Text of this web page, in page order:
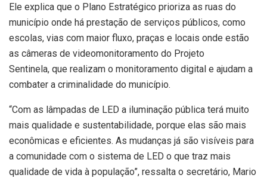
Ele explica que o Plano Estratégico prioriza as ruas do
município onde há prestação de serviços públicos, como
escolas, vias com maior fluxo, praças e locais onde estão
as câmeras de videomonitoramento do Projeto
Sentinela, que realizam o monitoramento digital e ajudam a
combater a criminalidade do município.
“Com as lâmpadas de LED a iluminação pública terá muito
mais qualidade e sustentabilidade, porque elas são mais
econômicas e eficientes. As mudanças já são visíveis para
a comunidade com o sistema de LED o que traz mais
qualidade de vida à população”, ressalta o secretário, Mario